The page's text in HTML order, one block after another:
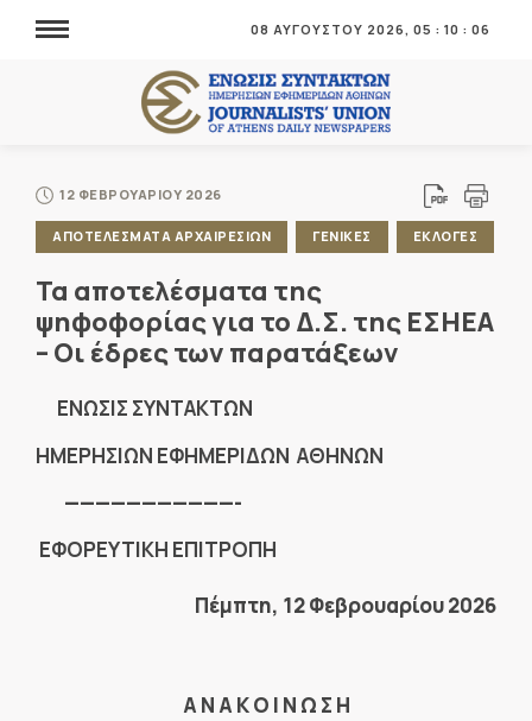
08 ΑΥΓΟΥΣΤΟΥ 2026, 05 : 10 : 06
12 ΦΕΒΡΟΥΑΡΙΟΥ 2026
ΑΠΟΤΕΛΕΣΜΑΤΑ ΑΡΧΑΙΡΕΣΙΩΝ ΓΕΝΙΚΕΣ ΕΚΛΟΓΕΣ
Τα αποτελέσματα της
ψηφοφορίας για το Δ.Σ. της ΕΣΗΕΑ
– Οι έδρες των παρατάξεων
ENΩΣΙΣ ΣΥΝΤΑΚΤΩΝ
ΗΜΕΡΗΣΙΩΝ ΕΦΗΜΕΡΙΔΩΝ ΑΘΗΝΩΝ
———————————-
ΕΦΟΡΕΥΤΙΚΗ ΕΠΙΤΡΟΠΗ
Πέμπτη, 12 Φεβρουαρίου 2026
Α Ν Α Κ Ο Ι Ν Ω Σ Η